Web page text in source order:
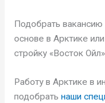
Подобрать вакансию
основе в Арктике
стройку «Восток
Работу в Арктике в
подобрать наши